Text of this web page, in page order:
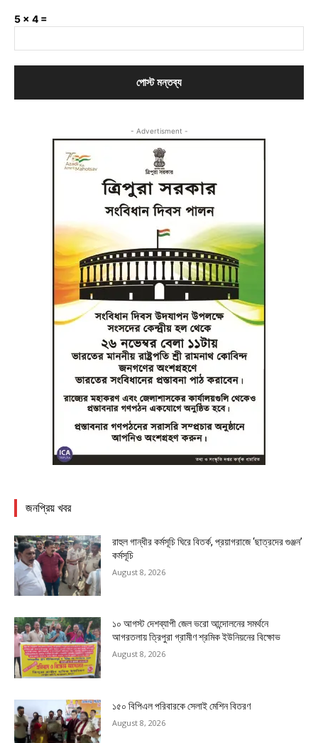
5 × 4 =
- Advertisment -
জনপ্রিয় খবর
রাহুল গান্ধীর কর্মসূচি ঘিরে বিতর্ক, প্রয়াগরাজে ‘ছাত্রদের গুঞ্জন’
কর্মসূচি
August 8, 2026
১০ আগস্ট দেশব্যাপী জেল ভরো আন্দোলনের সমর্থনে
আগরতলায় ত্রিপুরা গ্রামীণ শ্রমিক ইউনিয়নের বিক্ষোভ
August 8, 2026
১৫০ বিপিএল পরিবারকে সেলাই মেশিন বিতরণ
August 8, 2026